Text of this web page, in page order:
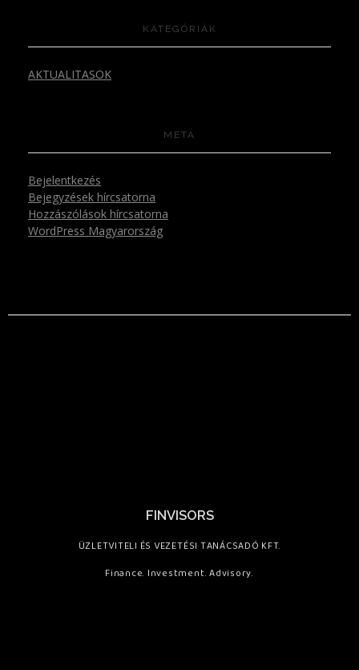
KATEGÓRIÁK
AKTUALITASOK
META
Bejelentkezés
Bejegyzések hírcsatorna
Hozzászólások hírcsatorna
WordPress Magyarország
FINVISORS
ÜZLETVITELI ÉS VEZETÉSI TANÁCSADÓ KFT.
Finance. Investment. Advisory.